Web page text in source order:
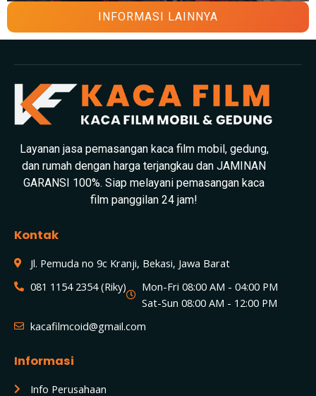
INFORMASI LAINNYA
Layanan jasa pemasangan kaca film mobil, gedung,
dan rumah dengan harga terjangkau dan JAMINAN
GARANSI 100%. Siap melayani pemasangan kaca
film panggilan 24 jam!
Kontak
Jl. Pemuda no 9c Kranji, Bekasi, Jawa Barat
081 1154 2354 (Riky)
Mon-Fri 08:00 AM - 04:00 PM
Sat-Sun 08:00 AM - 12:00 PM
kacafilmcoid@gmail.com
Informasi
Info Perusahaan